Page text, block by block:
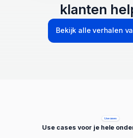
klanten
Bekijk alle verhalen
Use cases
Use cases voor je hele